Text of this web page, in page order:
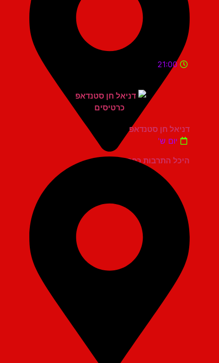
היכל התרבות כפר סבא
21:00
דניאל חן סטנדאפ
יום ש'